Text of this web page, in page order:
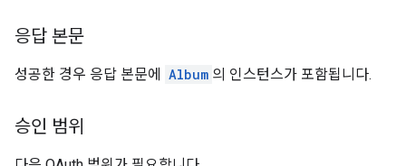
응답 본문
성공한 경우 응답 본문에 Album 의 인스턴스가 포함됩니다.
승인 범위